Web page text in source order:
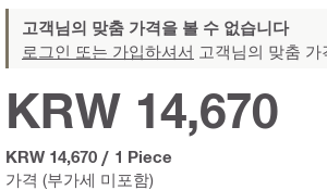
고객님의 맞춤 가격을 볼 수 없습니다
로그인 또는 가입하셔서 고객님의 맞춤
가격 (부가세 미포함)
KRW 14,670
KRW 14,670 / 1 Piece